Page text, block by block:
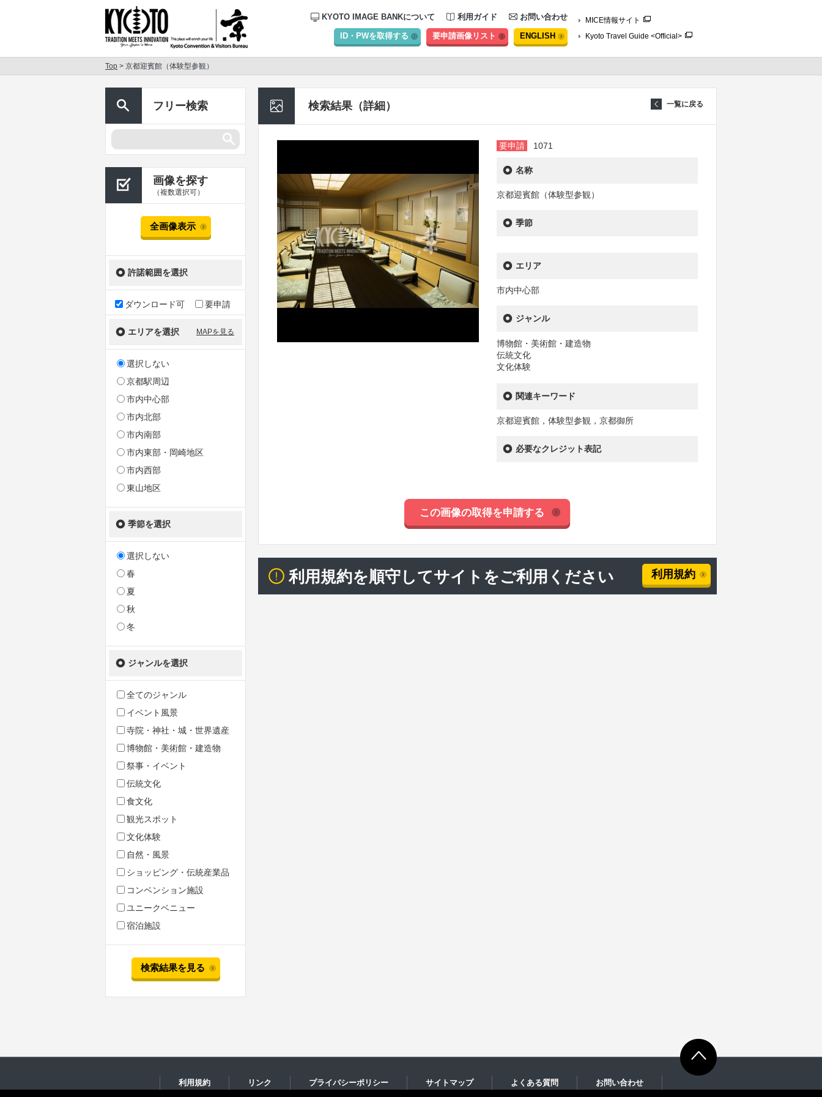
KYOTO IMAGE BANKについて 利用ガイド お問い合わせ
ID・PWを取得する 要申請画像リスト ENGLISH
MICE情報サイト
Kyoto Travel Guide <Official>
Top > 京都迎賓館（体験型参観）
フリー検索
画像を探す
（複数選択可）
全画像表示
許諾範囲を選択
ダウンロード可 要申請
エリアを選択 MAPを見る
選択しない
京都駅周辺
市内中心部
市内北部
市内南部
市内東部・岡崎地区
市内西部
東山地区
季節を選択
選択しない
春
夏
秋
冬
ジャンルを選択
全てのジャンル
イベント風景
寺院・神社・城・世界遺産
博物館・美術館・建造物
祭事・イベント
伝統文化
食文化
観光スポット
文化体験
自然・風景
ショッピング・伝統産業品
コンベンション施設
ユニークベニュー
宿泊施設
検索結果を見る
検索結果（詳細） 一覧に戻る
要申請 1071
名称
京都迎賓館（体験型参観）
季節
エリア
市内中心部
ジャンル
博物館・美術館・建造物
伝統文化
文化体験
関連キーワード
京都迎賓館，体験型参観，京都御所
必要なクレジット表記
この画像の取得を申請する
利用規約を順守してサイトをご利用ください 利用規約
利用規約 リンク プライバシーポリシー サイトマップ よくある質問 お問い合わせ